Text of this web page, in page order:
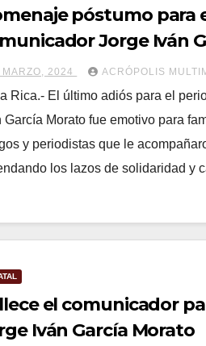
póstumo para
Jorge Iván
MARZO, 2024 ACRÓPOLIS
Rica.- El último adiós para el
García Morato fue emotivo para
y periodistas que le
los lazos de solidaridad y
el comunicador
Iván García Morato